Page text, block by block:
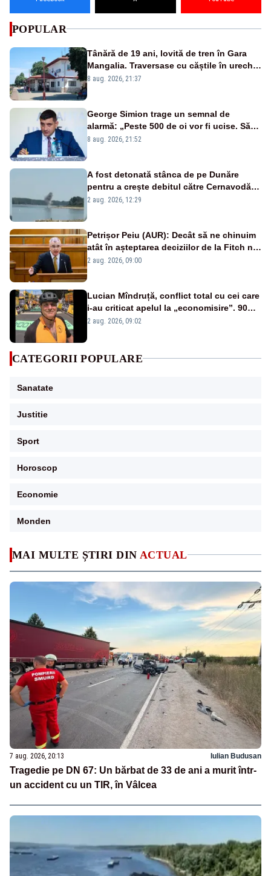
MAI MULTE ȘTIRI DIN ACTUAL
7 aug. 2026, 20:13 Iulian Budusan
Tragedie pe DN 67: Un bărbat de 33 de ani a murit într-
un accident cu un TIR, în Vâlcea
POPULAR
Tânără de 19 ani, lovită de tren în Gara
Mangalia. Traversase cu căștile în urechi
liniile printr-un loc nepermis
8 aug. 2026, 21:37
George Simion trage un semnal de
alarmă: „Peste 500 de oi vor fi ucise. Să
vedem dacă ciobanii vor fi despăgubiți”
8 aug. 2026, 21:52
A fost detonată stânca de pe Dunăre
pentru a crește debitul către Cernavodă –
VIDEO
2 aug. 2026, 12:29
Petrișor Peiu (AUR): Decât să ne chinuim
atât în așteptarea deciziilor de la Fitch nu
ar fi mai bine să ne concentrăm pe temele
2 aug. 2026, 09:00
Lucian Mîndruță, conflict total cu cei care
i-au criticat apelul la „economisire”. 90%
dintre comentarii sunt negative
2 aug. 2026, 09:02
CATEGORII POPULARE
Sanatate
Justitie
Sport
Horoscop
Economie
Monden